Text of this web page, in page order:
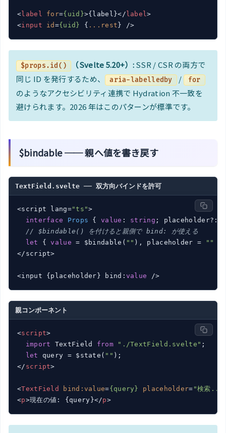
< label for={uid}>{label}</ label>
<input id ={uid} { ...rest } />
$props.id() （Svelte 5.20+）:SSR / CSR の両方で
同じ ID を発行するため、 aria-labelledby / for
のようなアクセシビリティ連携で Hydration 不一致を
避けられます。2026 年はこのパターンが標準です。
$bindable ── 親へ値を書き戻す
TextField.svelte ── 双方向バインドを許可
<script lang="ts">
interface
Props { value : string ; placeholder?:
// $bindable() を付けると親側で bind: が使える
let
{ value = $bindable( "" ), placeholder = ""
</script>
<input {placeholder} bind: value />
親コンポーネント
<script>
import TextField from "./TextField.svelte" ;
let
query = $state( ""
</ script>
<TextField bind:value={query} placeholder= "検索
<p>現在の値: {query}</p>